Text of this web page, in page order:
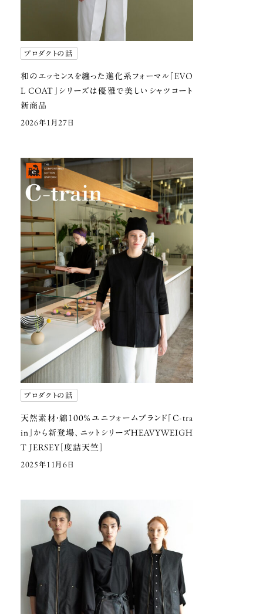
プロダクトの話
和のエッセンスを纏った進化系フォーマル 「EVO
L COAT」シリーズは優雅で美しいシャツコート
新商品
2026年1月27日
プロダクトの話
天然素材・綿100％ユニフォームブランド
「C-tra
in」から新登場、ニットシリーズHEAVYWEIGH
T JERSEY［度詰天竺］
2025年11月6日